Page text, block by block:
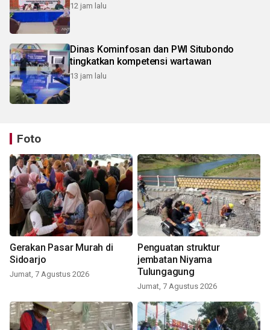
12 jam lalu
Dinas Kominfosan dan PWI Situbondo
tingkatkan kompetensi wartawan
13 jam lalu
Foto
Gerakan Pasar Murah di
Sidoarjo
Jumat, 7 Agustus 2026
Penguatan struktur
jembatan Niyama
Tulungagung
Jumat, 7 Agustus 2026